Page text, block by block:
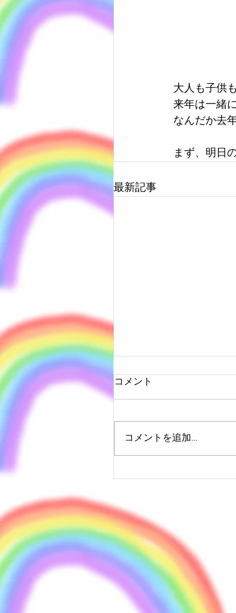
大人も子供
来年は一緒
なんだか去
まず、明日
最新記事
お誕生日配信ライブ
コメント
コメントを追加…